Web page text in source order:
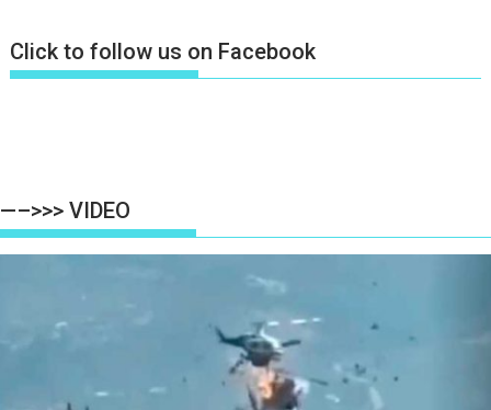
Click to follow us on Facebook
—–>>> VIDEO